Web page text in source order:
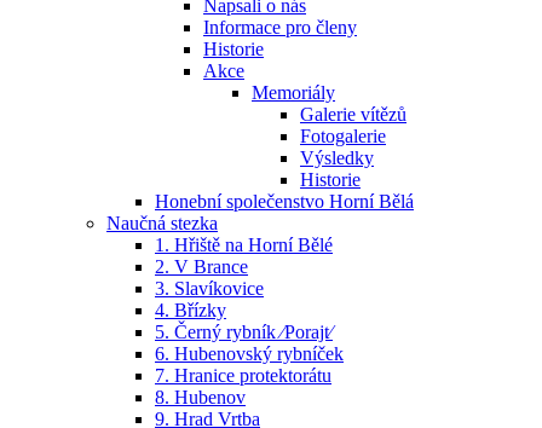
Napsali o nás
Informace pro členy
Historie
Akce
Memoriály
Galerie vítězů
Fotogalerie
Výsledky
Historie
Honební společenstvo Horní Bělá
Naučná stezka
1. Hřiště na Horní Bělé
2. V Brance
3. Slavíkovice
4. Břízky
5. Černý rybník ⁄Porajt⁄
6. Hubenovský rybníček
7. Hranice protektorátu
8. Hubenov
9. Hrad Vrtba